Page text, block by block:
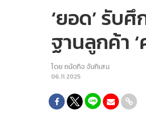
‘ยอด’ รับ
ฐานลูกค้า
โดยถนัดกิจ จันกิเสน
06.11.2025